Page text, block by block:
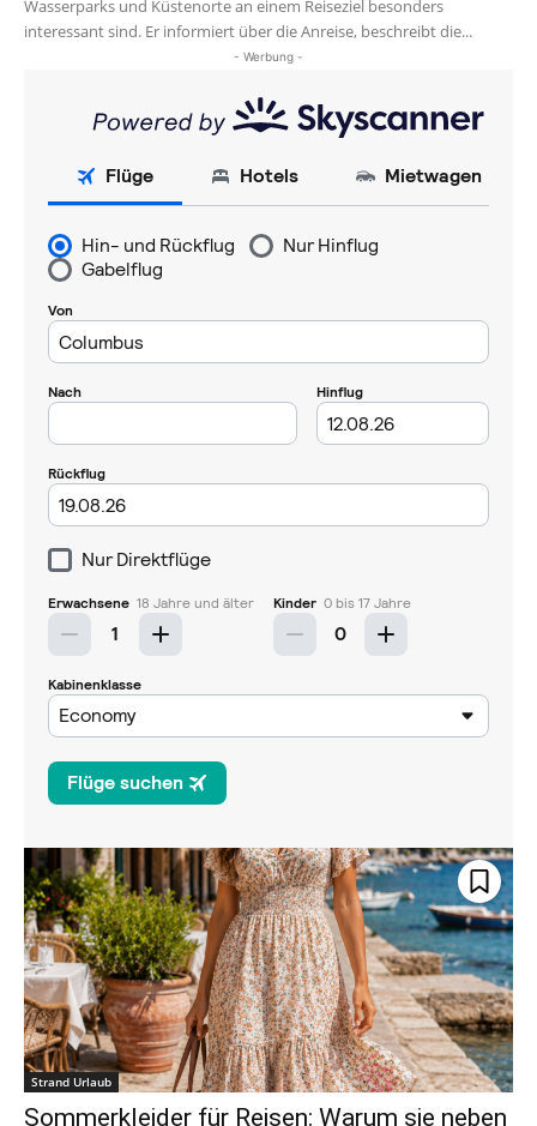
Wasserparks und Küstenorte an einem Reiseziel besonders
interessant sind. Er informiert über die Anreise, beschreibt die...
- Werbung -
Strand Urlaub
Sommerkleider für Reisen: Warum sie neben